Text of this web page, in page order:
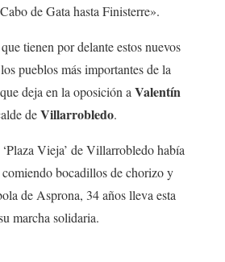
de Gata hasta Finisterre».
tienen por delante estos nuevos
pueblos más importantes de la
deja en la oposición a Valentín
deVillarrobledo.
Vieja’ de Villarrobledo había
comiendo bocadillos de chorizo y
de Asprona, 34 años lleva esta
marcha solidaria.